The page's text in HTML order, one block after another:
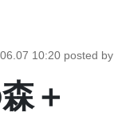
10:20 posted by
＋